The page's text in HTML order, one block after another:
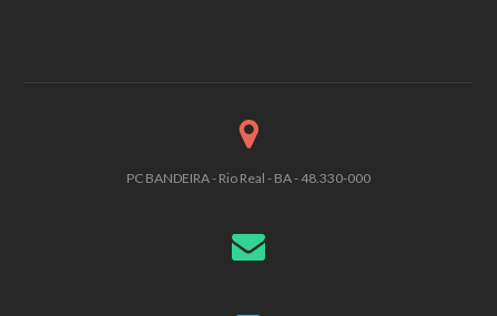
PC BANDEIRA - Rio Real - BA - 48.330-000